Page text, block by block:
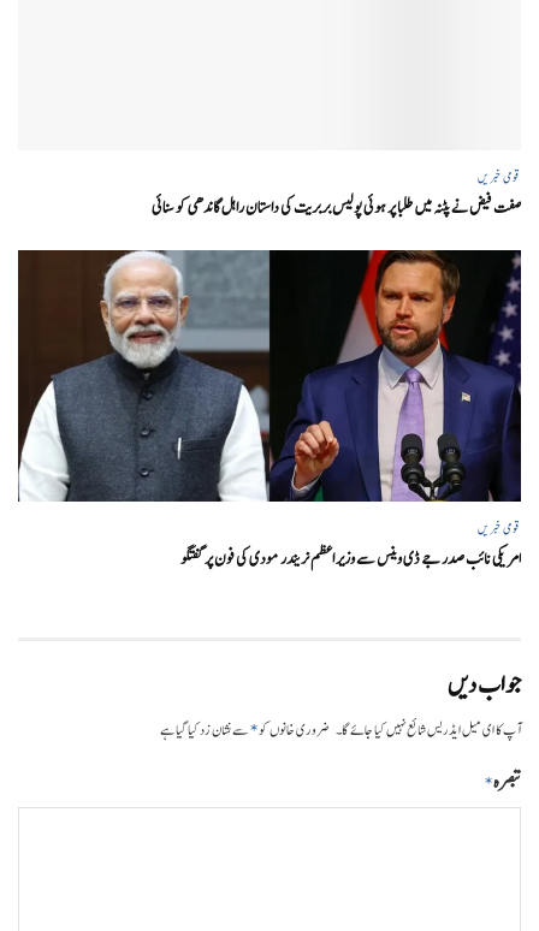
قومی خبریں
صفت فیض نے پٹنہ میں طلبا پر ہوئی پولیس بربریت کی داستان راہل گاندھی کو سنائی
قومی خبریں
امریکی نائب صدر جے ڈی وینس سے وزیر اعظم نریندر مودی کی فون پر گفتگو
جواب دیں
آپ کا ای میل ایڈریس شائع نہیں کیا جائے گا۔ ضروری خانوں کو*سے نشان زد کیا گیا ہے
تبصرہ*